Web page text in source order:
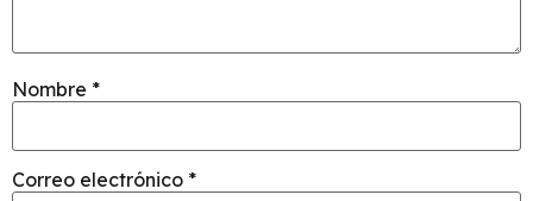
Nombre *
Correo electrónico *